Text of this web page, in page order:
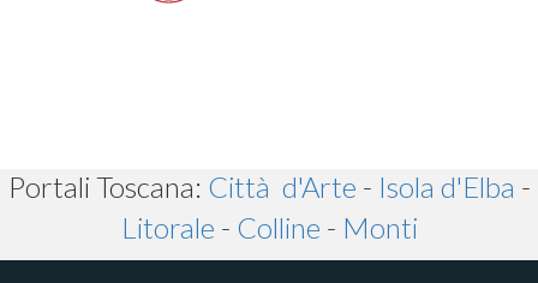
Portali Toscana: Città d'Arte - Isola d'Elba -
Litorale - Colline - Monti